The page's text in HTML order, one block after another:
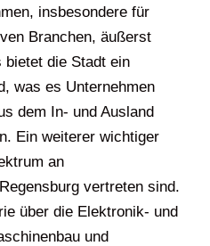
insbesondere für
Branchen, äußerst
bietet die Stadt ein
was es Unternehmen
dem In- und Ausland
Ein weiterer wichtiger
an
vertreten sind.
über die Elektronik- und
und